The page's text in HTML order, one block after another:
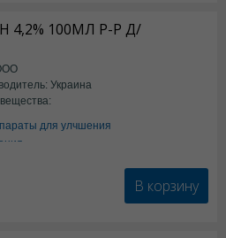
4,2% 100МЛ Р-Р Д/
Украина
для улчшения
В корзину